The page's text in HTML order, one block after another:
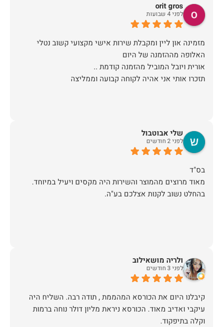
orit gros
לפני 4 שבועות
מזמינה און ליין ומקבלת שירות אישי מקצועי קשוב נטלי
תזכרו אותי אני אהיה לקוחה קבועה וממליצה
שלי אבוטבול
לפני 2 חודשים
מאוד מרוצים מהמוצר והשירות היה מקסים ויעיל במיוחד.
בהחלט נשוב לקנות אצלכם בע"ה.
ולריה מושאילוב
לפני 3 חודשים
קיבלנו היום את הכורסא המהממת , תודה רבה. השליח היה
עיקבי ואדיב מאוד. הכורסא ניראת מליון דולר נוחה ברמות
וקלה בתיפקוד.